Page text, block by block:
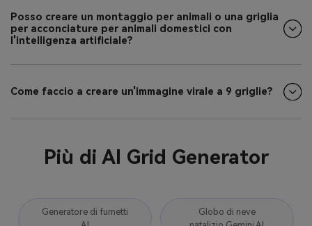
Posso creare un montaggio per animali o una griglia
per acconciature per animali domestici con
l'intelligenza artificiale?
Come faccio a creare un'immagine virale a 9 griglie?
Più di AI Grid Generator
Generatore di fumetti
Globo di neve